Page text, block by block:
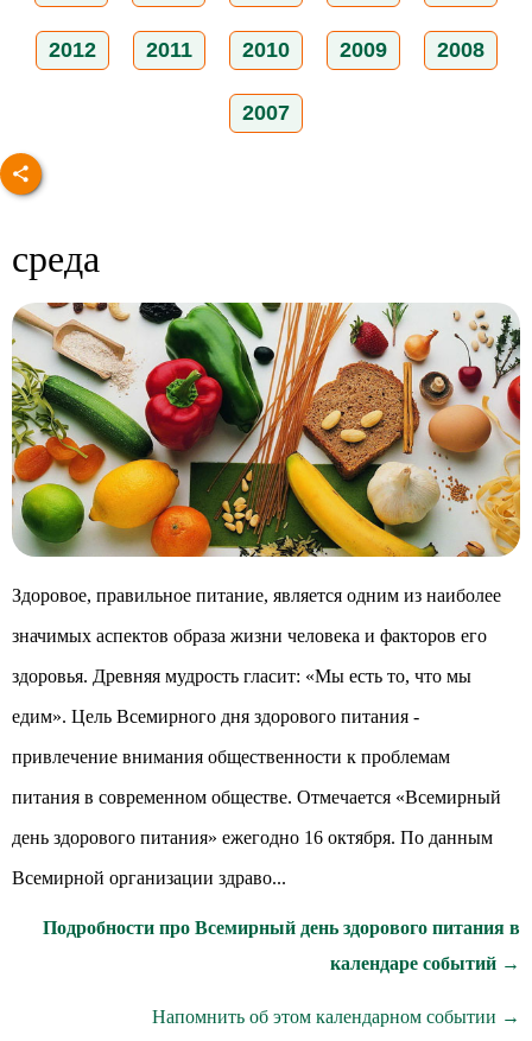
2012 2011 2010 2009 2008
2007
среда
Здоровое, правильное питание, является одним из наиболее
значимых аспектов образа жизни человека и факторов его
здоровья. Древняя мудрость гласит: «Мы есть то, что мы
едим». Цель Всемирного дня здoрoвoгo питания -
привлечение внимания общественности к проблемам
питания в современном обществе. Отмечается «Всемирный
день здoрoвoгo питания» ежегодно 16 октября. По данным
Всемирной организации здраво...
Подробности про Всемирный день здoрoвoгo питания в
календаре событий →
Напомнить об этом календарном событии →